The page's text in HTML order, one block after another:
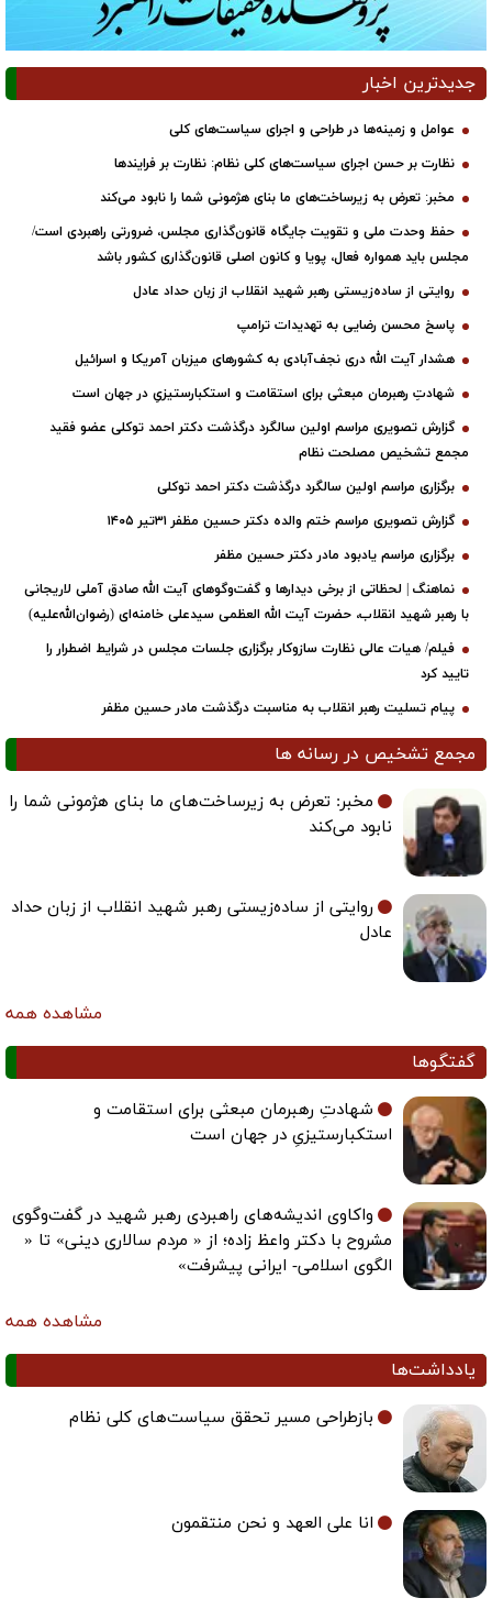
جدیدترین اخبار
عوامل و زمینه‌ها در طراحی و اجرای سیاست‌های کلی
نظارت بر حسن اجرای سیاست‌های کلی نظام: نظارت بر فرایندها
مخبر: تعرض به زیرساخت‌های ما بنای هژمونی شما را نابود می‌کند
حفظ وحدت ملی و تقویت جایگاه قانون‌گذاری مجلس، ضرورتی راهبردی است/
مجلس باید همواره فعال، پویا و کانون اصلی قانون‌گذاری کشور باشد
روایتی از ساده‌زیستی رهبر شهید انقلاب از زبان حداد عادل
پاسخ محسن رضایی به تهدیدات ترامپ
هشدار آیت الله دری نجف‌آبادی به کشورهای میزبان آمریکا و اسرائیل
شهادتِ رهبرمان مبعثی برای استقامت و استکبارستیزیِ در جهان است
گزارش تصویری مراسم اولین سالگرد درگذشت دکتر احمد توکلی عضو فقید
مجمع تشخیص مصلحت نظام
برگزاری مراسم اولین سالگرد درگذشت دکتر احمد توکلی
گزارش تصویری مراسم ختم والده دکتر حسین مظفر ۳۱تیر ۱۴۰۵
برگزاری مراسم یادبود مادر دکتر حسین مظفر
نماهنگ | لحظاتی از برخی دیدارها و گفت‌وگوهای آیت ‌الله صادق آملی لاریجانی
با رهبر شهید انقلاب، حضرت آیت‌ الله العظمی سیدعلی خامنه‌ای (رضوان‌الله‌علیه)
فیلم/ هیات عالی نظارت سازوکار برگزاری جلسات مجلس در شرایط اضطرار را
تایید کرد
پیام تسلیت رهبر انقلاب به مناسبت درگذشت مادر حسین مظفر
مجمع تشخیص در رسانه ها
مخبر: تعرض به زیرساخت‌های ما بنای هژمونی شما را
نابود می‌کند
روایتی از ساده‌زیستی رهبر شهید انقلاب از زبان حداد
عادل
مشاهده همه
گفتگوها
شهادتِ رهبرمان مبعثی برای استقامت و
استکبارستیزیِ در جهان است
واکاوی اندیشه‌های راهبردی رهبر شهید در گفت‌وگوی
مشروح با دکتر واعظ زاده؛ از « مردم سالاری دینی» تا «
الگوی اسلامی- ایرانی پیشرفت»
مشاهده همه
یادداشت‌ها
بازطراحی مسیر تحقق سیاست‌های کلی نظام
انا علی العهد و نحن منتقمون